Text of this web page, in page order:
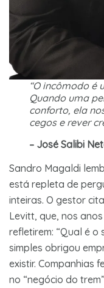
“O incômodo é
Quando uma
conforto, ela
cegos e rever
– José Salibi
Sandro Magaldi
está repleta de
inteiras. O gestor
Levitt, que, nos
refletirem: “Qual é o
simples obrigou
existir. Companhias
no “negócio do